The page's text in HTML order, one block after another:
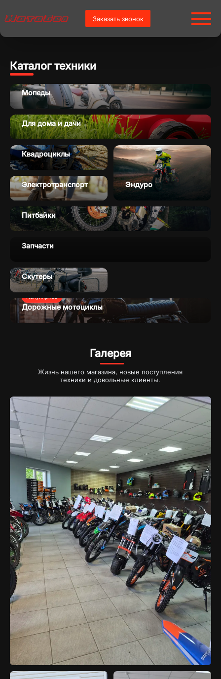
Заказать звонок
Каталог техники
Мопеды
Для дома и дачи
Квадроциклы
Эндуро
Питбайки
Запчасти
Электротранспорт
Скутеры
Популярное
Дорожные мотоциклы
Галерея
Жизнь нашего магазина, новые поступления
техники и довольные клиенты.